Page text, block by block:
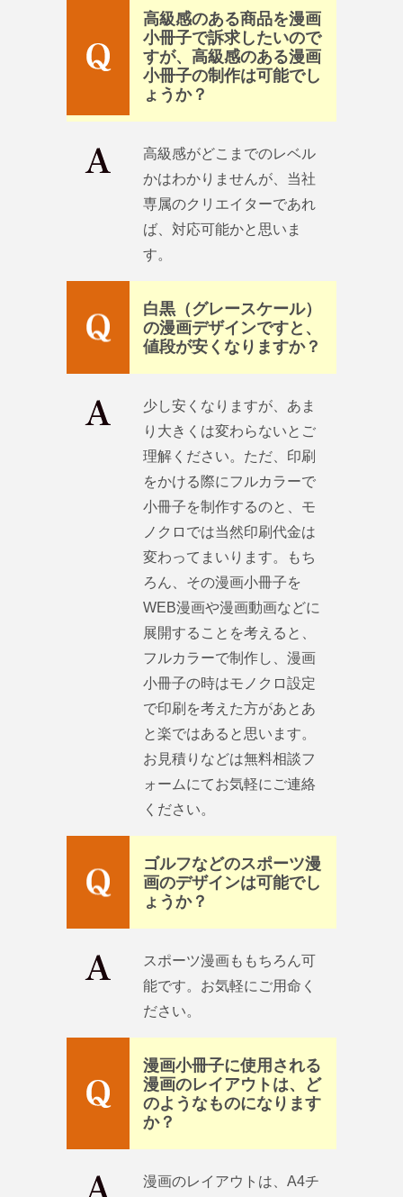
高級感のある商品を漫画
小冊子で訴求したいので
すが、高級感のある漫画
小冊子の制作は可能でし
ょうか？
高級感がどこまでのレベル
かはわかりませんが、当社
専属のクリエイターであれ
ば、対応可能かと思いま
す。
白黒（グレースケール）
の漫画デザインですと、
値段が安くなりますか？
少し安くなりますが、あま
り大きくは変わらないとご
理解ください。ただ、印刷
をかける際にフルカラーで
小冊子を制作するのと、モ
ノクロでは当然印刷代金は
変わってまいります。もち
ろん、その漫画小冊子を
WEB漫画や漫画動画などに
展開することを考えると、
フルカラーで制作し、漫画
小冊子の時はモノクロ設定
で印刷を考えた方があとあ
と楽ではあると思います。
お見積りなどは無料相談フ
ォームにてお気軽にご連絡
ください。
ゴルフなどのスポーツ漫
画のデザインは可能でし
ょうか？
スポーツ漫画ももちろん可
能です。お気軽にご用命く
ださい。
漫画小冊子に使用される
漫画のレイアウトは、ど
のようなものになります
か？
漫画のレイアウトは、A4チ